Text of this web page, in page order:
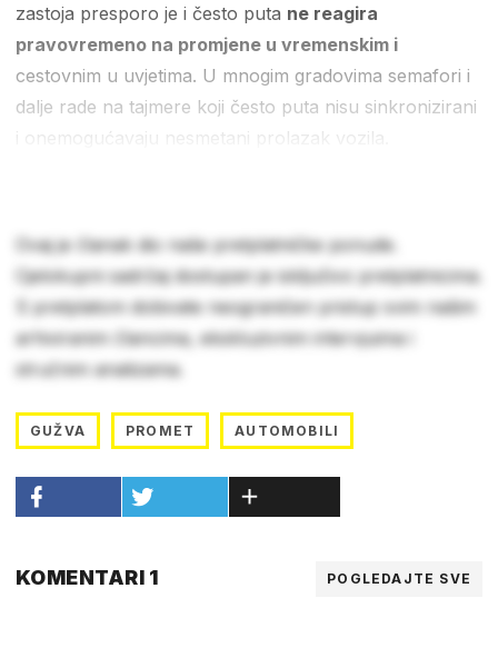
zastoja presporo je i često puta ne reagira
pravovremeno na promjene u vremenskim i
cestovnim u uvjetima. U mnogim gradovima semafori i
dalje rade na tajmere koji često puta nisu sinkronizirani
i onemogućavaju nesmetani prolazak vozila.
Ovaj je članak dio naše pretplatničke ponude.
Cjelokupni sadržaj dostupan je isključivo pretplatnicima.
S pretplatom dobivate neograničen pristup svim našim
arhiviranim člancima, ekskluzivnim intervjuima i
stručnim analizama.
GUŽVA PROMET AUTOMOBILI
KOMENTARI 1 POGLEDAJTE SVE